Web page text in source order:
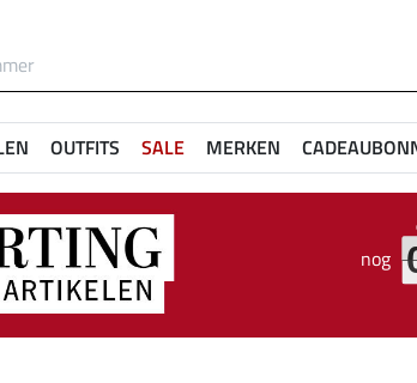
OUTFITS SALE MERKEN
nog